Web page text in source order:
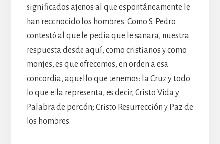
significados ajenos al que espontáneamente le
han reconocido los hombres. Como S. Pedro
contestó al que le pedía que le sanara, nuestra
respuesta desde aquí, como cristianos y como
monjes, es que ofrecemos, en orden a esa
concordia, aquello que tenemos: la Cruz y todo
lo que ella representa, es decir, Cristo Vida y
Palabra de perdón; Cristo Resurrección y Paz de
los hombres.